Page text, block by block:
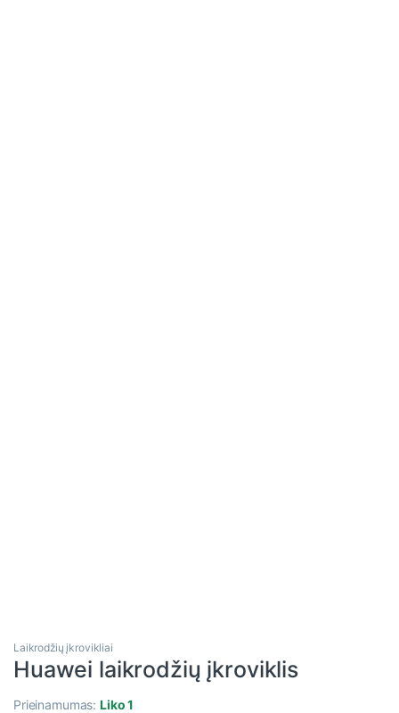
Laikrodžių įkrovikliai
Huawei laikrodžių įkroviklis
Prieinamumas:Liko 1